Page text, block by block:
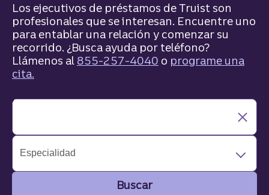
Los ejecutivos de préstamos de Truist son
profesionales que se interesan. Encuentre uno
para entablar una relación y comenzar su
recorrido. ¿Busca ayuda por teléfono?
Llámenos al 855-257-4040 o programe una
cita.
Especialidad
BuscarBuscar